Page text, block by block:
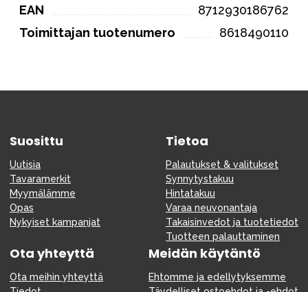
EAN
8712930186762
Toimittajan tuotenumero
8618490110
Suosittu
Uutisia
Tavaramerkit
Myymälämme
Opas
Nykyiset kampanjat
Tietoa
Palautukset & valitukset
Synnytystakuu
Hintatakuu
Varaa neuvonantaja
Takaisinvedot ja tuotetiedot
Tuotteen palauttaminen
Ota yhteyttä
Ota meihin yhteyttä
Meidän käytäntö
Ehtomme ja edellytyksemme